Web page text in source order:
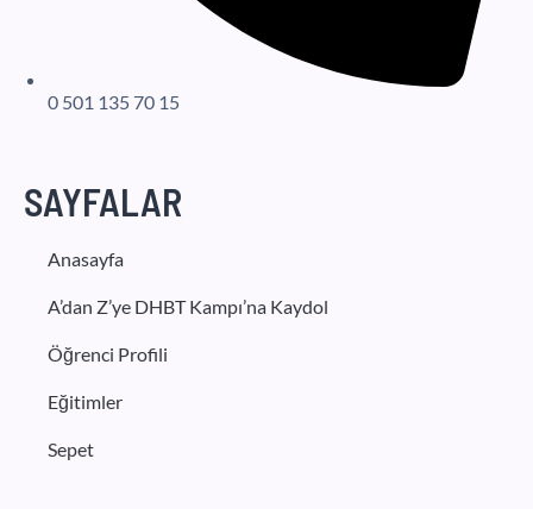
0 501 135 70 15
SAYFALAR
Anasayfa
A’dan Z’ye DHBT Kampı’na Kaydol
Öğrenci Profili
Eğitimler
Sepet